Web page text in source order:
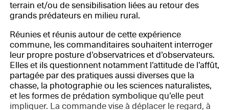
terrain et/ou de sensibilisation liées au retour des
grands prédateurs en milieu rural.
Réunies et réunis autour de cette expérience
commune, les commanditaires souhaitent interroger
leur propre posture d’observatrices et d’observateurs.
Elles et ils questionnent notamment l’attitude de l’affût,
partagée par des pratiques aussi diverses que la
chasse, la photographie ou les sciences naturalistes,
et les formes de prédation symbolique qu’elle peut
impliquer. La commande vise à déplacer le regard, à